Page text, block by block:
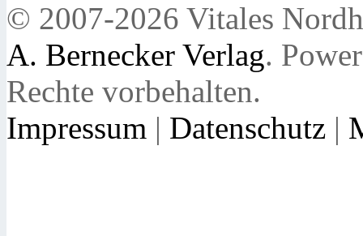
© 2007-2026 Vitales
A. Bernecker Verlag.
Rechte vorbehalten.
Impressum | Datenschutz |